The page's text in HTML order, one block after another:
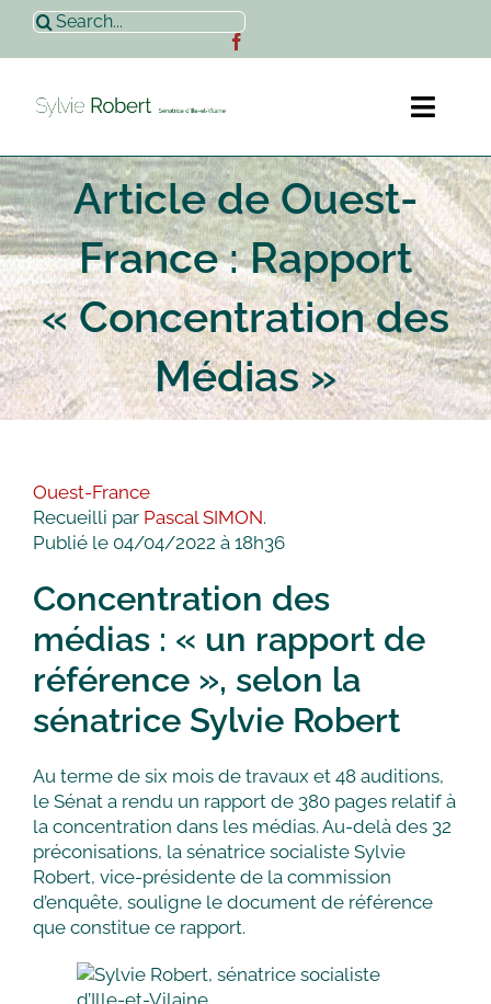
Passer
contenu
Rechercher:
Accueil
Sylvie Robert
Actualités
Contact
Article de Ouest-
France : Rapport
« Concentration des
Médias »
Ouest-France
Recueilli par Pascal SIMON.
Publié le 04/04/2022 à 18h36
Concentration des
médias : « un rapport de
référence », selon la
sénatrice Sylvie Robert
Au terme de six mois de travaux et 48 auditions,
le Sénat a rendu un rapport de 380 pages relatif à
la concentration dans les médias. Au-delà des 32
préconisations, la sénatrice socialiste Sylvie
Robert, vice-présidente de la commission
d’enquête, souligne le document de référence
que constitue ce rapport.